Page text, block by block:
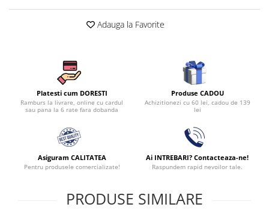
Lenjerii Damasc Egiptean King Size
Lenjerii De Pat, Finet Premium, 1
Lenjerii De Pat, Imprimeu 3D, 1
Adauga la Favorite
Platesti cum DORESTI
Ramburs la livrare, online cu cardul
sau pana la 6 rate fara dobanda
Produse CADOU
Achizitionezi cu 60 lei, cadou de 139
lei
Asiguram CALITATEA
Pentru produsele comercializate!
Ai INTREBARI? Contacteaza-ne!
Raspundem rapid nevoilor tale.
PRODUSE SIMILARE